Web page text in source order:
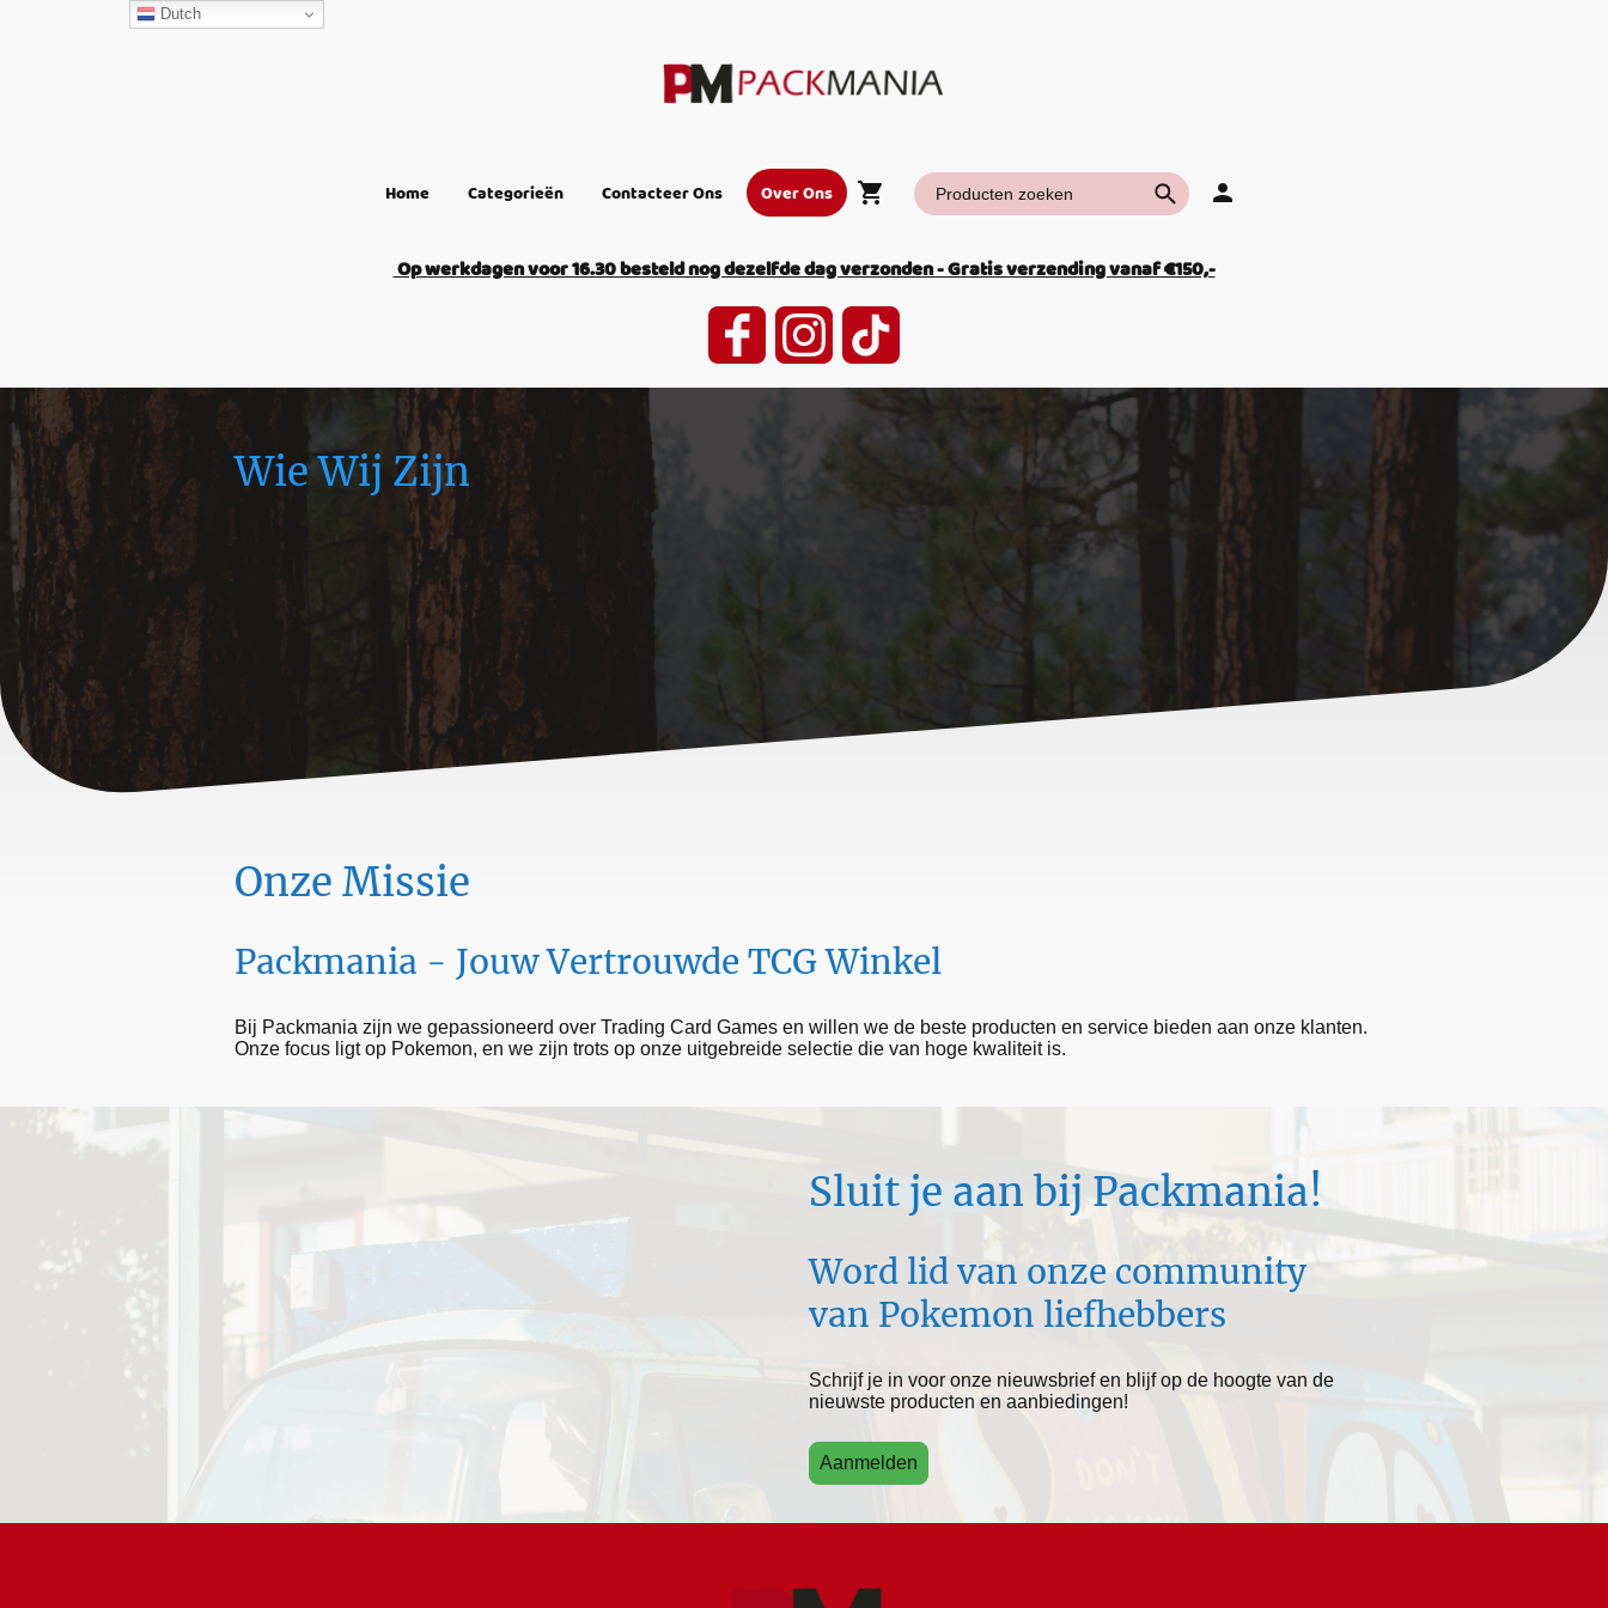
Home Categorieën Contacteer Ons Over Ons
Op werkdagen voor 16.30 besteld nog dezelfde dag verzonden - Gratis verzending vanaf €150,-
Wie Wij Zijn
Onze Missie
Packmania - Jouw Vertrouwde TCG Winkel
Bij Packmania zijn we gepassioneerd over Trading Card Games en willen we de beste producten en service bieden aan onze klanten.
Onze focus ligt op Pokemon, en we zijn trots op onze uitgebreide selectie die van hoge kwaliteit is.
Sluit je aan bij Packmania!
Word lid van onze community
van Pokemon liefhebbers
Schrijf je in voor onze nieuwsbrief en blijf op de hoogte van de
nieuwste producten en aanbiedingen!
Aanmelden
Dutch